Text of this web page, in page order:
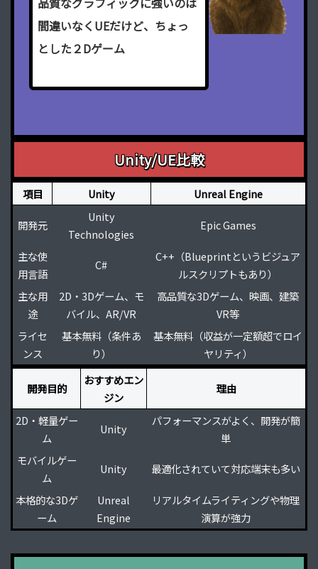
間違いなく UEだけど、 ちょっ
と した２Dゲームを
Unity/UE比較
項目 Unity Unreal Engine
開発元
Unity
Technologies
Epic Games
主な使
用言語
C#
C++（Blueprintというビジュア
ルスクリプトもあり）
主な用
途
2D・3Dゲーム、モ
バイル、AR/VR
高品質な3Dゲーム、映画、建築
VR等
ライセ
ンス
基本無料（条件あ
り）
基本無料（収益が一定額超でロイ
ヤリティ）
開発目的
おすすめエン
ジン
理由
2D・軽量ゲー
ム
Unity
パフォーマンスがよく、開発が簡
単
モバイルゲー
ム
Unity 最適化されていて対応端末も多い
本格的な3Dゲ
ーム
Unreal
Engine
リアルタイムライティングや物理
演算が強力